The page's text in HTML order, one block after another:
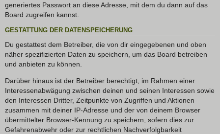
generiertes Passwort an diese Adresse, mit dem du dann auf das
Board zugreifen kannst.
GESTATTUNG DER DATENSPEICHERUNG
Du gestattest dem Betreiber, die von dir eingegebenen und oben
näher spezifizierten Daten zu speichern, um das Board betreiben
und anbieten zu können.
Darüber hinaus ist der Betreiber berechtigt, im Rahmen einer
Interessenabwägung zwischen deinen und seinen Interessen sowie
den Interessen Dritter, Zeitpunkte von Zugriffen und Aktionen
zusammen mit deiner IP-Adresse und der von deinem Browser
übermittelter Browser-Kennung zu speichern, sofern dies zur
Gefahrenabwehr oder zur rechtlichen Nachverfolgbarkeit